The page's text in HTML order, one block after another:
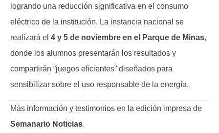
logrando una reducción significativa en el consumo
eléctrico de la institución. La instancia nacional se
realizará el 4 y 5 de noviembre en el Parque de Minas,
donde los alumnos presentarán los resultados y
compartirán “juegos eficientes” diseñados para
sensibilizar sobre el uso responsable de la energía.
Más información y testimonios en la edición impresa de
Semanario Noticias.